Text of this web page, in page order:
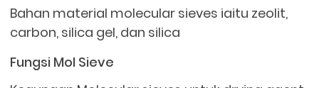
Bahan material molecular sieves iaitu zeolit,
carbon, silica gel, dan silica
Fungsi Mol Sieve